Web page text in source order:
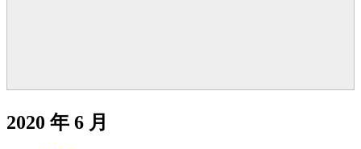
2020 年 6 月